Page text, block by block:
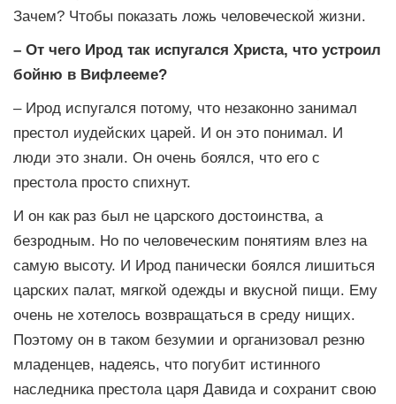
Зачем? Чтобы показать ложь человеческой жизни.
– От чего Ирод так испугался Христа, что устроил
бойню в Вифлееме?
– Ирод испугался потому, что незаконно занимал
престол иудейских царей. И он это понимал. И
люди это знали. Он очень боялся, что его с
престола просто спихнут.
И он как раз был не царского достоинства, а
безродным. Но по человеческим понятиям влез на
самую высоту. И Ирод панически боялся лишиться
царских палат, мягкой одежды и вкусной пищи. Ему
очень не хотелось возвращаться в среду нищих.
Поэтому он в таком безумии и организовал резню
младенцев, надеясь, что погубит истинного
наследника престола царя Давида и сохранит свою